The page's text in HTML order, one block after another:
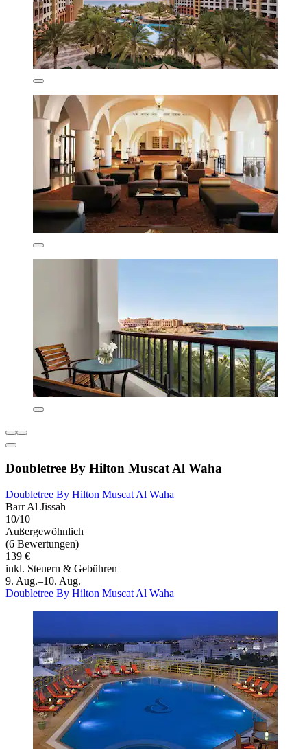
Doubletree By Hilton Muscat Al Waha
Doubletree By Hilton Muscat Al Waha
Barr Al Jissah
10/10
Außergewöhnlich
(6 Bewertungen)
139 €
inkl. Steuern & Gebühren
9. Aug.–10. Aug.
Doubletree By Hilton Muscat Al Waha